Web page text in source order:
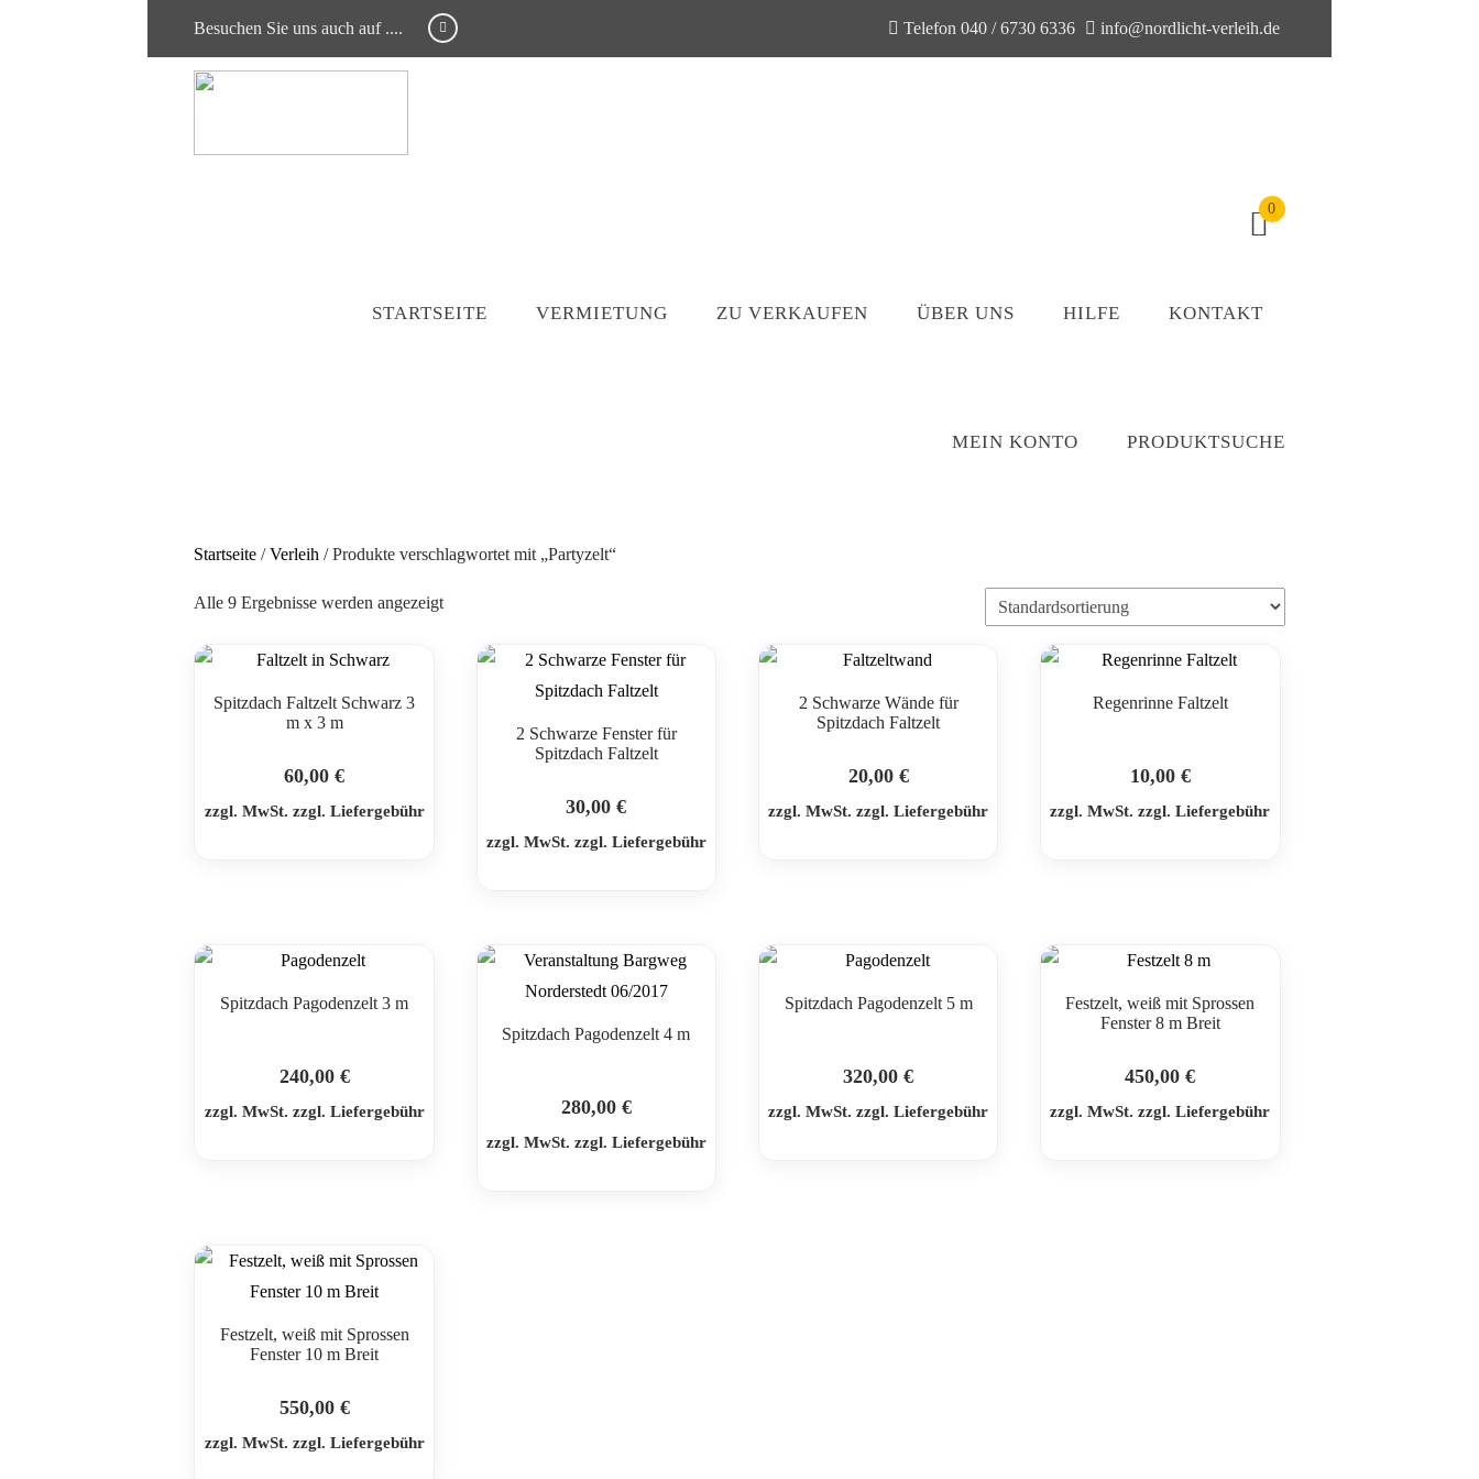
Besuchen Sie uns auch auf .... Telefon 040 / 6730 6336 info@nordlicht-verleih.de
0
STARTSEITE VERMIETUNG ZU VERKAUFEN ÜBER UNS HILFE KONTAKT
MEIN KONTO PRODUKTSUCHE
Startseite /Verleih / Produkte verschlagwortet mit „Partyzelt“
Alle 9 Ergebnisse werden angezeigt
Spitzdach Faltzelt Schwarz 3
m x 3 m
60,00€
zzgl. MwSt. zzgl. Liefergebühr
2 Schwarze Fenster für
Spitzdach Faltzelt
30,00€
zzgl. MwSt. zzgl. Liefergebühr
2 Schwarze Wände für
Spitzdach Faltzelt
20,00 €
zzgl. MwSt. zzgl. Liefergebühr
Regenrinne Faltzelt
10,00 €
zzgl. MwSt. zzgl. Liefergebühr
Spitzdach Pagodenzelt 3 m
240,00 €
zzgl. MwSt. zzgl. Liefergebühr
Spitzdach Pagodenzelt 4 m
280,00 €
zzgl. MwSt. zzgl. Liefergebühr
Spitzdach Pagodenzelt 5 m
320,00€
zzgl. MwSt. zzgl. Liefergebühr
Festzelt, weiß mit Sprossen
Fenster 8 m Breit
450,00€
zzgl. MwSt. zzgl. Liefergebühr
Festzelt, weiß mit Sprossen
Fenster 10 m Breit
550,00 €
zzgl. MwSt. zzgl. Liefergebühr